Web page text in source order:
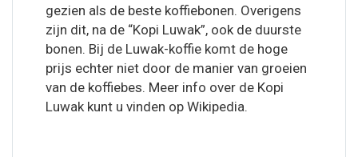
gezien als de beste koffiebonen. Overigens
zijn dit, na de “Kopi Luwak”, ook de duurste
bonen. Bij de Luwak-koffie komt de hoge
prijs echter niet door de manier van groeien
van de koffiebes. Meer info over de Kopi
Luwak kunt u vinden op Wikipedia.